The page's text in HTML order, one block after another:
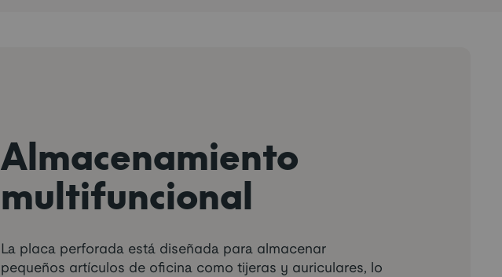
Almacenamiento
multifuncional
La placa perforada está diseñada para almacenar
pequeños artículos de oficina como tijeras y auriculares, lo